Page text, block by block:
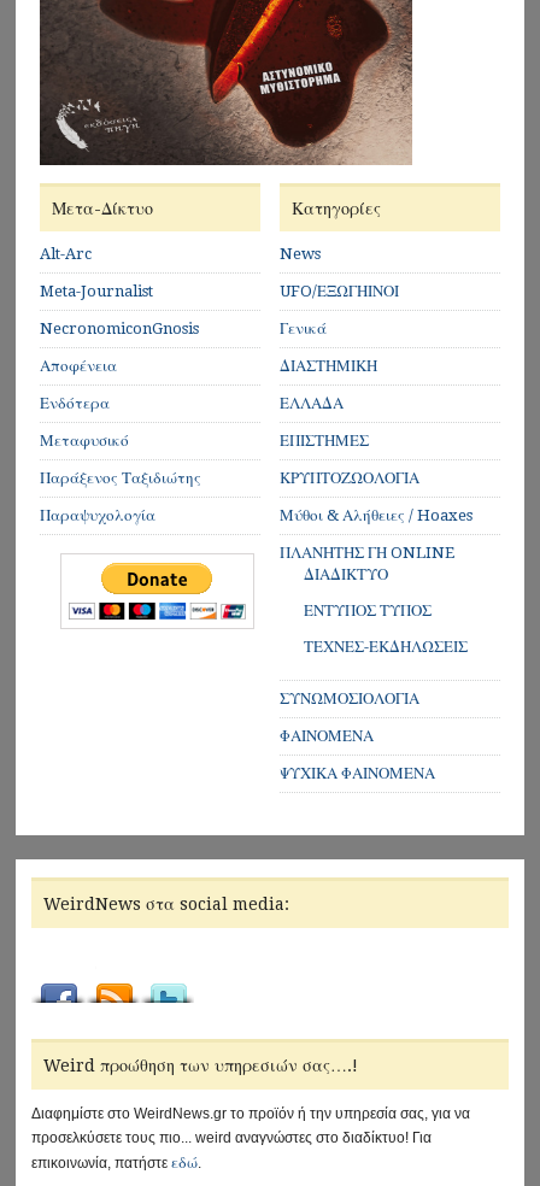
Μετα-Δίκτυο
Alt-Arc
Meta-Journalist
NecronomiconGnosis
Αποφένεια
Ενδότερα
Μεταφυσικό
Παράξενος Ταξιδιώτης
Παραψυχολογία
Κατηγορίες
News
UFO/ΕΞΩΓΗΙΝΟΙ
Γενικά
ΔΙΑΣΤΗΜΙΚΗ
ΕΛΛΑΔΑ
ΕΠΙΣΤΗΜΕΣ
ΚΡΥΠΤΟΖΩΟΛΟΓΙΑ
Μύθοι & Αλήθειες / Hoaxes
ΠΛΑΝΗΤΗΣ ΓΗ ONLINE
ΔΙΑΔΙΚΤΥΟ
ΕΝΤΥΠΟΣ ΤΥΠΟΣ
ΤΕΧΝΕΣ-ΕΚΔΗΛΩΣΕΙΣ
ΣΥΝΩΜΟΣΙΟΛΟΓΙΑ
ΦΑΙΝΟΜΕΝΑ
ΨΥΧΙΚΑ ΦΑΙΝΟΜΕΝΑ
WeirdNews στα social media:
Weird προώθηση των υπηρεσιών σας….!
Διαφημίστε στο WeirdNews.gr το προϊόν ή την υπηρεσία σας, για να
προσελκύσετε τους πιο... weird αναγνώστες στο διαδίκτυο! Για
επικοινωνία, πατήστεεδώ.